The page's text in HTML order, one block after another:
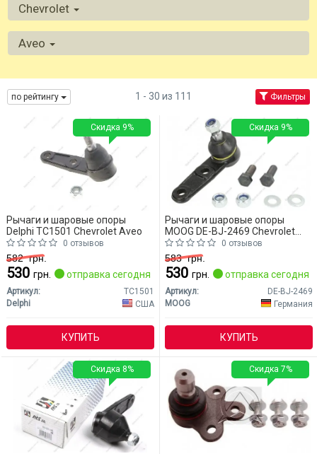
Chevrolet
Aveo
по рейтингу 1 - 30 из 111 Фильтры
Рычаги и шаровые опоры
Delphi TC1501 Chevrolet Aveo
0 отзывов
582грн.
530 грн. отправка сегодня
Артикул:
TC1501
Delphi
США
КУПИТЬ
Скидка 9%
Рычаги и шаровые опоры
MOOG DE-BJ-2469 Chevrolet
Aveo
0 отзывов
583грн.
530 грн. отправка сегодня
Артикул:
DE-BJ-2469
MOOG
Германия
КУПИТЬ
Скидка 9%
Скидка 8% Скидка 7%